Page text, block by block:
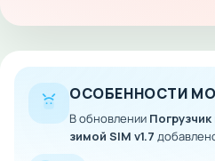
ОСОБЕННОСТИ
В обновлении
зимой SIM v1.7